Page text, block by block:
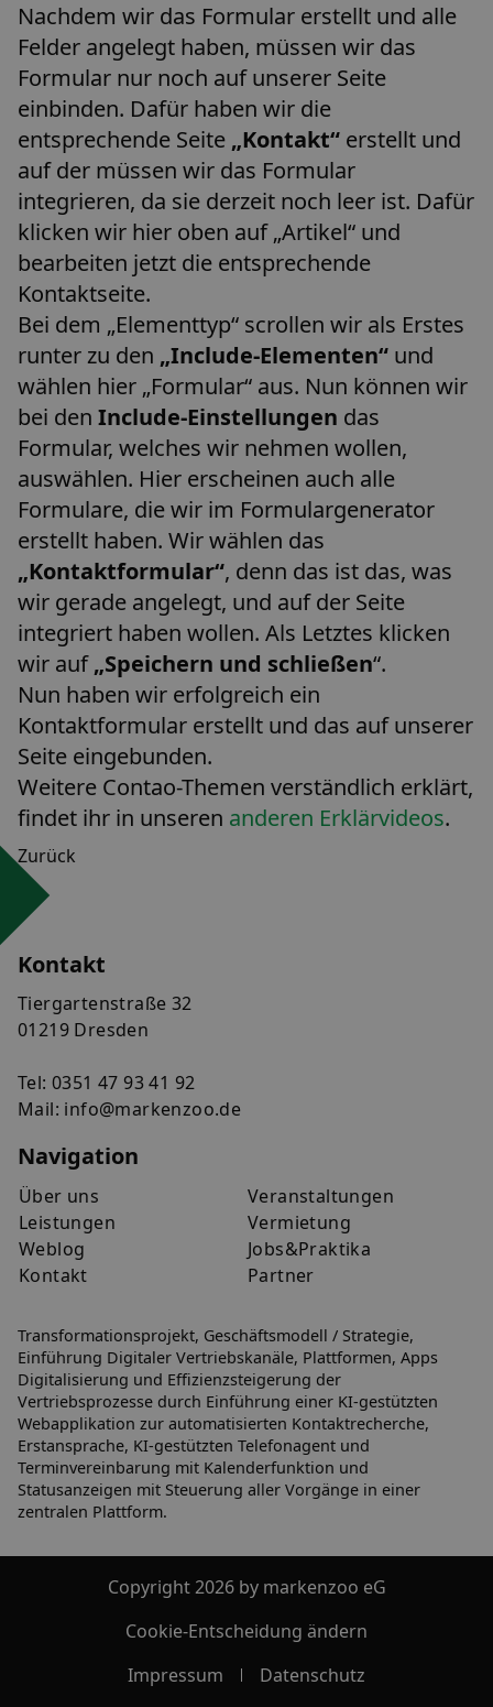
Nachdem wir das Formular erstellt und alle
Felder angelegt haben, müssen wir das
Formular nur noch auf unserer Seite
einbinden. Dafür haben wir die
entsprechende Seite „Kontakt“ erstellt und
auf der müssen wir das Formular
integrieren, da sie derzeit noch leer ist. Dafür
klicken wir hier oben auf „Artikel“ und
bearbeiten jetzt die entsprechende
Kontaktseite.
Bei dem „Elementtyp“ scrollen wir als Erstes
runter zu den „Include-Elementen“ und
wählen hier „Formular“ aus. Nun können wir
bei den Include-Einstellungen das
Formular, welches wir nehmen wollen,
auswählen. Hier erscheinen auch alle
Formulare, die wir im Formulargenerator
erstellt haben. Wir wählen das
„Kontaktformular“, denn das ist das, was
wir gerade angelegt, und auf der Seite
integriert haben wollen. Als Letztes klicken
wir auf„Speichern und schließen“.
Nun haben wir erfolgreich ein
Kontaktformular erstellt und das auf unserer
Seite eingebunden.
Weitere Contao-Themen verständlich erklärt,
findet ihr in unseren anderen Erklärvideos.
Zurück
Kontakt
Tiergartenstraße 32
01219 Dresden
Tel:0351 47 93 41 92
Mail: info@markenzoo.de
Navigation
Über uns
Leistungen
Weblog
Kontakt
Veranstaltungen
Vermietung
Jobs&Praktika
Partner
Transformationsprojekt, Geschäftsmodell / Strategie,
Einführung Digitaler Vertriebskanäle, Plattformen, Apps
Digitalisierung und Effizienzsteigerung der
Vertriebsprozesse durch Einführung einer KI-gestützten
Webapplikation zur automatisierten Kontaktrecherche,
Erstansprache, KI-gestützten Telefonagent und
Terminvereinbarung mit Kalenderfunktion und
Statusanzeigen mit Steuerung aller Vorgänge in einer
zentralen Plattform.
Copyright 2026 by markenzoo eG
Cookie-Entscheidung ändern
Impressum
Datenschutz